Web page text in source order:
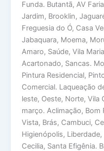
Funda. Butantã, AV
Jardim, Brooklin,
Freguesia do Ó, Casa
Jabaquara, Moema,
Amaro, Saúde, Vila
Acartonado, Sancas.
Pintura Residencial,
Comercial. Laqueação
leste, Oeste, Norte, Vila
março. Aclimação, Bom
Vista, Brás, Cambuci,
Higienópolis, Liberdade,
Cecilia, Santa Efigênia.